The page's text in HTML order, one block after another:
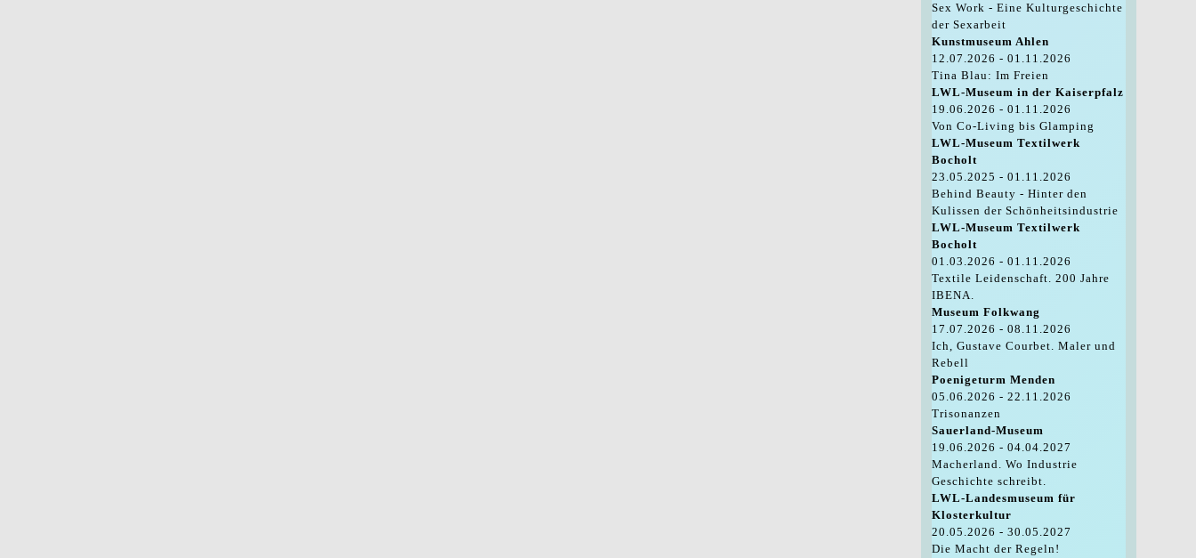
Sex Work - Eine Kulturgeschichte
der Sexarbeit
Kunstmuseum Ahlen
12.07.2026 - 01.11.2026
Tina Blau: Im Freien
LWL-Museum in der Kaiserpfalz
19.06.2026 - 01.11.2026
Von Co-Living bis Glamping
LWL-Museum Textilwerk
Bocholt
23.05.2025 - 01.11.2026
Behind Beauty - Hinter den
Kulissen der Schönheitsindustrie
LWL-Museum Textilwerk
Bocholt
01.03.2026 - 01.11.2026
Textile Leidenschaft. 200 Jahre
IBENA.
Museum Folkwang
17.07.2026 - 08.11.2026
Ich, Gustave Courbet. Maler und
Rebell
Poenigeturm Menden
05.06.2026 - 22.11.2026
Trisonanzen
Sauerland-Museum
19.06.2026 - 04.04.2027
Macherland. Wo Industrie
Geschichte schreibt.
LWL-Landesmuseum für
Klosterkultur
20.05.2026 - 30.05.2027
Die Macht der Regeln!